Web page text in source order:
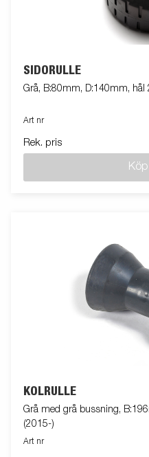
SIDORULLE
Grå, B:80mm, D:140mm, hål
Art nr
Rek. pris
Köp
KÖLRULLE
Grå med grå bussning,
(2015-)
Art nr